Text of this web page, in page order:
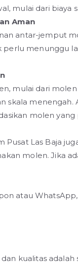
mulai dari biaya
Aman
antar-jemput
perlu menunggu
mulai dari
skala
molen
Pusat Las Baja
molen. Jika
atau
kualitas